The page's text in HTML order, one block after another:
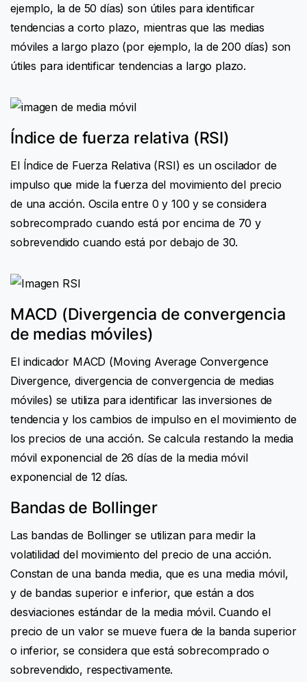
ejemplo, la de 50 días) son útiles para identificar
tendencias a corto plazo, mientras que las medias
móviles a largo plazo (por ejemplo, la de 200 días) son
útiles para identificar tendencias a largo plazo.
Índice de fuerza relativa (RSI)
El Índice de Fuerza Relativa (RSI) es un oscilador de
impulso que mide la fuerza del movimiento del precio
de una acción. Oscila entre 0 y 100 y se considera
sobrecomprado cuando está por encima de 70 y
sobrevendido cuando está por debajo de 30.
MACD (Divergencia de convergencia
de medias móviles)
El indicador MACD (Moving Average Convergence
Divergence, divergencia de convergencia de medias
móviles) se utiliza para identificar las inversiones de
tendencia y los cambios de impulso en el movimiento de
los precios de una acción. Se calcula restando la media
móvil exponencial de 26 días de la media móvil
exponencial de 12 días.
Bandas de Bollinger
Las bandas de Bollinger se utilizan para medir la
volatilidad del movimiento del precio de una acción.
Constan de una banda media, que es una media móvil,
y de bandas superior e inferior, que están a dos
desviaciones estándar de la media móvil. Cuando el
precio de un valor se mueve fuera de la banda superior
o inferior, se considera que está sobrecomprado o
sobrevendido, respectivamente.